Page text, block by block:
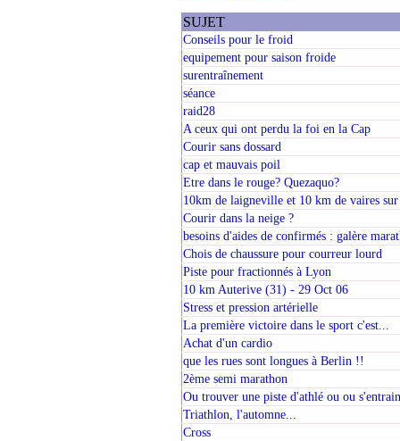
SUJET
Conseils pour le froid
equipement pour saison froide
surentraînement
séance
raid28
A ceux qui ont perdu la foi en la Cap
Courir sans dossard
cap et mauvais poil
Etre dans le rouge? Quezaquo?
10km de laigneville et 10 km de vaires
Courir dans la neige ?
besoins d'aides de confirmés : galère
Chois de chaussure pour courreur lourd
Piste pour fractionnés à Lyon
10 km Auterive (31) - 29 Oct 06
Stress et pression artérielle
La première victoire dans le sport c'est...
Achat d'un cardio
que les rues sont longues à Berlin !!
2ème semi marathon
Ou trouver une piste d'athlé ou ou
Triathlon, l'automne...
Cross